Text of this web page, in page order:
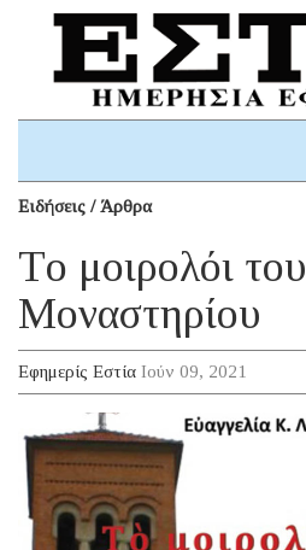
Ειδήσεις / Άρθρα
Τo μοιρολόι του
Μοναστηρίου
Εφημερίς Εστία Ιούν 09, 2021